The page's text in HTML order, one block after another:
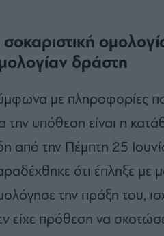
δράστη
με πληροφορίες
την υπόθεση είναι η
από την Πέμπτη 25
ότι έπληξε με
την πράξη του,
είχε πρόθεση να